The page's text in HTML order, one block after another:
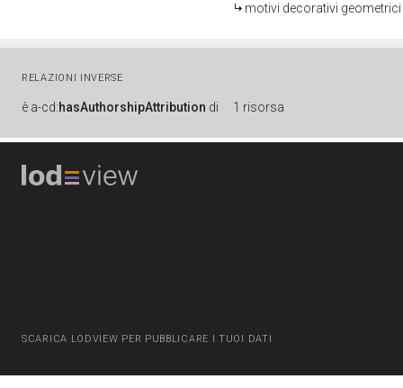
motivi decorativi
RELAZIONI INVERSE
è a-cd:hasAuthorshipAttribution di 1 risorsa
SCARICA LODVIEW PER PUBBLICARE I TUOI DATI